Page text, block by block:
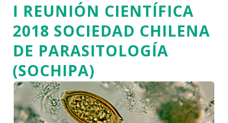
I REUNIÓN CIENTÍFICA
2018 SOCIEDAD CHILENA
DE PARASITOLOGÍA
(SOCHIPA)